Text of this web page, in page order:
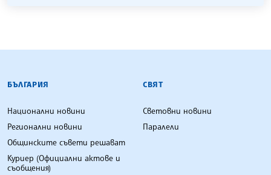
БЪЛГАРСКА ТЕЛЕГРАФНА АГЕНЦИЯ
БЪЛГАРИЯ
Национални новини
Регионални новини
Общинските съвети решават
Куриер (Официални актове и
съобщения)
СВЯТ
Световни новини
Паралели